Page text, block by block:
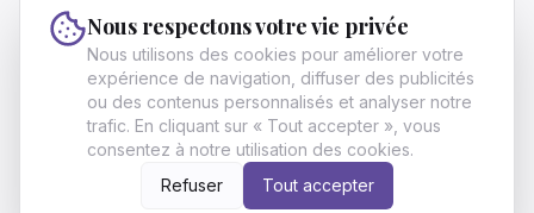
Vivre Fier
Vivre Fier aide les francophones ambitieux à
atteindre l'excellence et l'indépendance grâce à
des stratégies en finance, carrière et
développement personnel.
À proposArchivesContactPolitique de confidentialité
Conditions d'utilisationÉcrire pour nous
Vivre Fier. All Rights Reserved.
Nous respectons votre vie privée
Nous utilisons des cookies pour améliorer votre
expérience de navigation, diffuser des publicités
ou des contenus personnalisés et analyser notre
trafic. En cliquant sur « Tout accepter », vous
consentez à notre utilisation des cookies.
Refuser
Tout accepter